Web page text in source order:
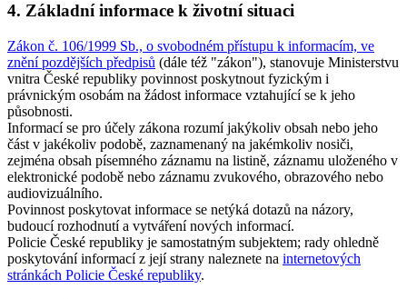
4. Základní informace k životní situaci
Zákon č. 106/1999 Sb., o svobodném přístupu k informacím, ve
znění pozdějších předpisů (dále též "zákon"), stanovuje Ministerstvu
vnitra České republiky povinnost poskytnout fyzickým i
právnickým osobám na žádost informace vztahující se k jeho
působnosti.
Informací se pro účely zákona rozumí jakýkoliv obsah nebo jeho
část v jakékoliv podobě, zaznamenaný na jakémkoliv nosiči,
zejména obsah písemného záznamu na listině, záznamu uloženého v
elektronické podobě nebo záznamu zvukového, obrazového nebo
audiovizuálního.
Povinnost poskytovat informace se netýká dotazů na názory,
budoucí rozhodnutí a vytváření nových informací.
Policie České republiky je samostatným subjektem; rady ohledně
poskytování informací z její strany naleznete na internetových
stránkách Policie České republiky.